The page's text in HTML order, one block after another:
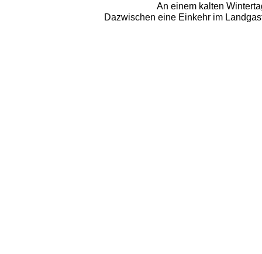
An einem kalten
Dazwischen eine Einkehr im